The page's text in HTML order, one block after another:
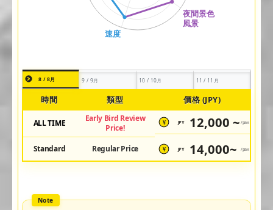
8 / 8月 9 / 9月 10 / 10月 11 / 11月
時間 類型 價格 (JPY)
ALL TIME
Early Bird Review
Price!
¥ JPY 12,000 ~ /pax
Standard Regular Price ¥ JPY 14,000~ /pax